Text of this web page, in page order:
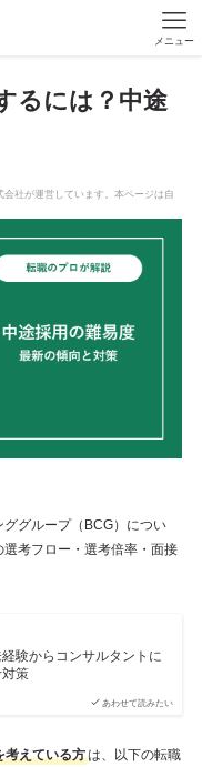
メニュー
るには？中途
グループ（BCG）につい
考フロー・選考倍率・面接
あわせて読みたい
経験からコンサルタントに
策
考えている方は、以下の転職